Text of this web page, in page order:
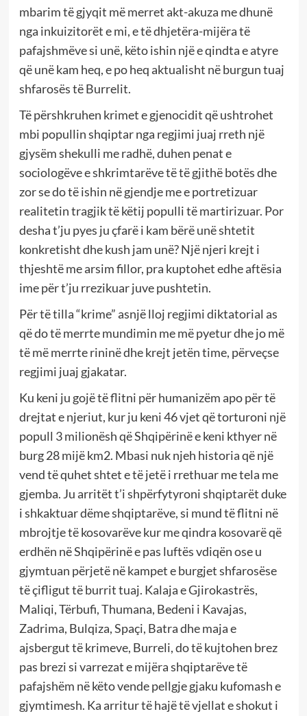
mbarim të gjyqit më merret akt-akuza me dhunë
nga inkuizitorët e mi, e të dhjetëra-mijëra të
pafajshmëve si unë, këto ishin një e qindta e atyre
që unë kam heq, e po heq aktualisht në burgun tuaj
shfarosës të Burrelit.
Të përshkruhen krimet e gjenocidit që ushtrohet
mbi popullin shqiptar nga regjimi juaj rreth një
gjysëm shekulli me radhë, duhen penat e
sociologëve e shkrimtarëve të të gjithë botës dhe
zor se do të ishin në gjendje me e portretizuar
realitetin tragjik të këtij populli të martirizuar. Por
desha t’ju pyes ju çfarë i kam bërë unë shtetit
konkretisht dhe kush jam unë? Një njeri krejt i
thjeshtë me arsim fillor, pra kuptohet edhe aftësia
ime për t’ju rrezikuar juve pushtetin.
Për të tilla “krime” asnjë lloj regjimi diktatorial as
që do të merrte mundimin me më pyetur dhe jo më
të më merrte rininë dhe krejt jetën time, përveçse
regjimi juaj gjakatar.
Ku keni ju gojë të flitni për humanizëm apo për të
drejtat e njeriut, kur ju keni 46 vjet që torturoni një
popull 3 milionësh që Shqipërinë e keni kthyer në
burg 28 mijë km2. Mbasi nuk njeh historia që një
vend të quhet shtet e të jetë i rrethuar me tela me
gjemba. Ju arritët t’i shpërfytyroni shqiptarët duke
i shkaktuar dëme shqiptarëve, si mund të flitni në
mbrojtje të kosovarëve kur me qindra kosovarë që
erdhën në Shqipërinë e pas luftës vdiqën ose u
gjymtuan përjetë në kampet e burgjet shfarosëse
të çifligut të burrit tuaj. Kalaja e Gjirokastrës,
Maliqi, Tërbufi, Thumana, Bedeni i Kavajas,
Zadrima, Bulqiza, Spaçi, Batra dhe maja e
ajsbergut të krimeve, Burreli, do të kujtohen brez
pas brezi si varrezat e mijëra shqiptarëve të
pafajshëm në këto vende pellgje gjaku kufomash e
gjymtimesh. Ka arritur të hajë të vjellat e shokut i